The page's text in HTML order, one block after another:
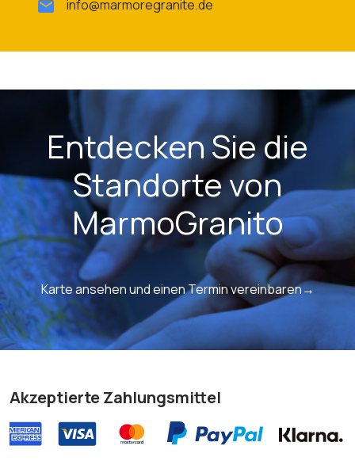
info@marmoregranite.de
Entdecken Sie die
Standorte von
MarmoGranito
Karte ansehen und einen Termin vereinbaren→
Akzeptierte Zahlungsmittel